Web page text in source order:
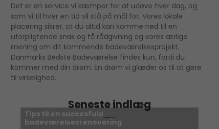
Det er en service vi kæmper for at udøve hver dag, og
som vi til hver en tid vil stå på mål for. Vores lokale
placering sikrer, at du altid kan komme ned til en
uforpligtende snak og få rådgivning og vores ærlige
mening om dit kommende badeværelsesprojekt.
Danmarks Bedste Badeværelse findes kun, fordi du
kommer med din drøm. En drøm vi glæder os til at gøre
til virkelighed.
Seneste indlæg
Tips til en succesfuld
badeværelsesrenovering